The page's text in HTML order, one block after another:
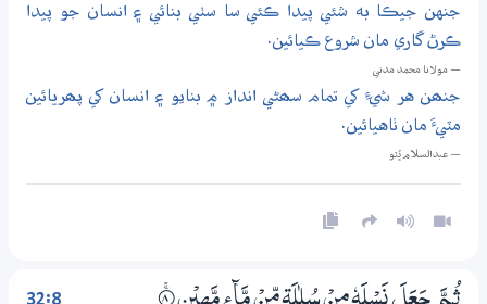
جنهن جيڪا به شئي پيدا ڪئي سا سٺي بنائي ۽ انسان جو پيدا
ڪرڻ گاري مان شروع ڪيائين.
— مولانا محمد مدني
جنھن هر شيءِ کي تمام سھڻي انداز ۾ بنايو ۽ انسان کي پھريائين
مٽيءَ مان ٺاهيائين.
— عبدالسلام ڀُٽو